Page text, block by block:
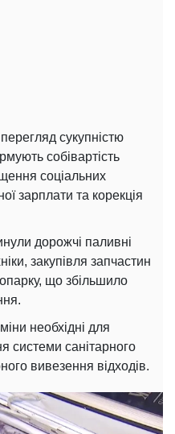
сукупністю
собівартість
соціальних
зарплати та корекція
дорожчі паливні
закупівля запчастин
що збільшило
необхідні для
системи санітарного
вивезення відходів.